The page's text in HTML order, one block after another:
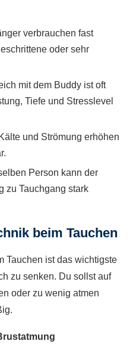
verbrauchen fast
oder sehr
mit dem Buddy ist oft
Tiefe und Stresslevel
und Strömung erhöhen
Person kann der
zu Tauchgang stark
beim Tauchen
Tauchen ist das wichtigste
zu senken. Du sollst auf
oder zu wenig atmen